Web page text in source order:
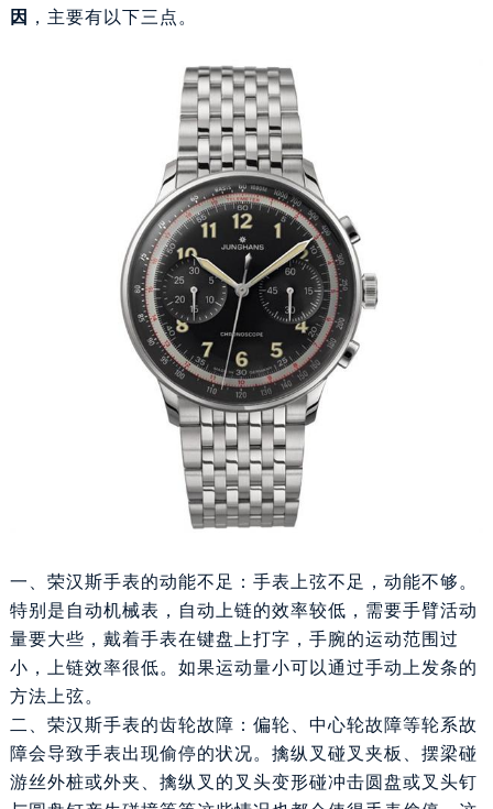
大连市中山区人民路15号国际金融大厦7层G室（需提前预约）
苏州市苏州工业园区星港街199号苏州中心办公楼C座22层08室（需提前预约）
武汉市江汉区解放大道686号世界贸易大厦38层09室（需提前预约）
南宁市青秀区金湖路59号地王大厦12楼1224室（需提前预约）
泉州市丰泽区宝洲路729号浦西万达中心写字楼A座7楼709室（需提前预约）
青岛市南区山东路6号华润大厦B座22层04室（需提前预约）
烟台市芝罘区胜利路139号万达金融中心A座907室（需提前预约）
因
，主要有以下三点。
一、荣汉斯手表的动能不足：手表上弦不足，动能不够。
特别是自动机械表，自动上链的效率较低，需要手臂活动
量要大些，戴着手表在键盘上打字，手腕的运动范围过
小，上链效率很低。如果运动量小可以通过手动上发条的
方法上弦。
二、荣汉斯手表的齿轮故障：偏轮、中心轮故障等轮系故
障会导致手表出现偷停的状况。擒纵叉碰叉夹板、摆梁碰
游丝外桩或外夹、擒纵叉的叉头变形碰冲击圆盘或叉头钉